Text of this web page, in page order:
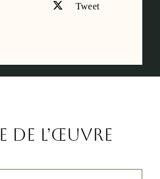
Tweet
de l’œuvre